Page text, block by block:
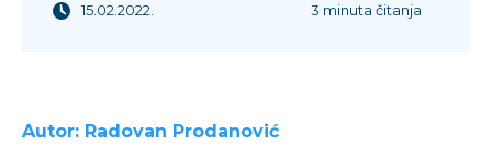
15.02.2022. 3 minuta čitanja
Autor: Radovan Prodanović